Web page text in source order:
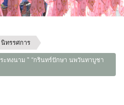
ทรรศการ
ะทงนาม " “กรินทร์ปักษา นพวันทาบูชา